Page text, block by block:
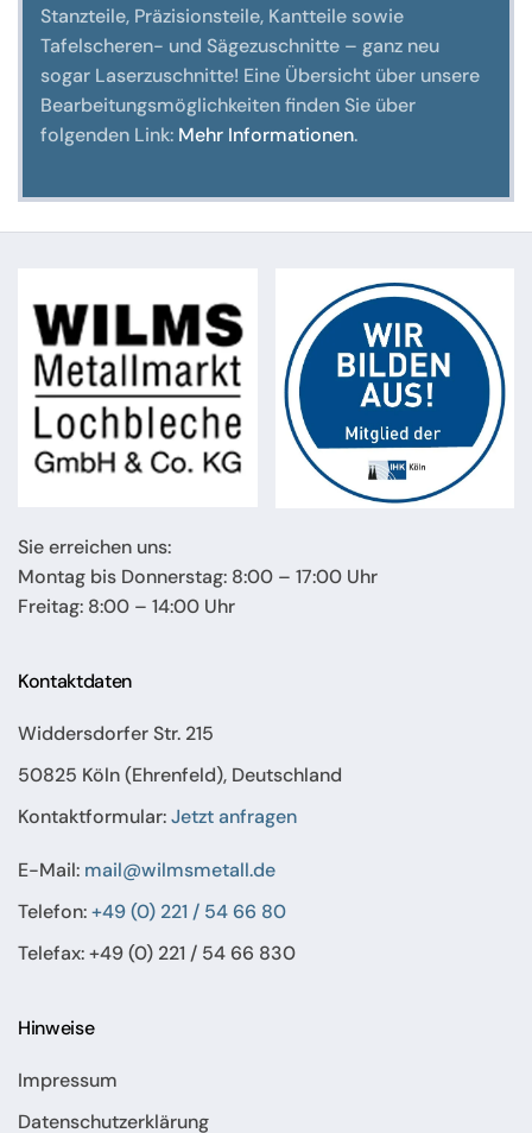
Stanzteile, Präzisionsteile, Kantteile sowie
Tafelscheren- und Sägezuschnitte – ganz neu
sogar Laserzuschnitte! Eine Übersicht über unsere
Bearbeitungsmöglichkeiten finden Sie über
folgenden Link: Mehr Informationen.
Sie erreichen uns:
Montag bis Donnerstag: 8:00 – 17:00 Uhr
Freitag: 8:00 – 14:00 Uhr
Kontaktdaten
Widdersdorfer Str. 215
50825 Köln (Ehrenfeld), Deutschland
Kontaktformular:Jetzt anfragen
E-Mail: mail@wilmsmetall.de
Telefon:+49 (0) 221 / 54 66 80
Telefax: +49 (0) 221 / 54 66 830
Hinweise
Impressum
Datenschutzerklärung